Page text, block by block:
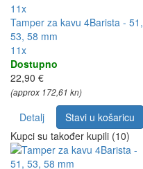
11x
Tamper za kavu 4Barista - 51,
53, 58 mm
11x
Dostupno
22,90 €
(approx 172,61 kn)
Detalj Stavi u košaricu
Kupci su također kupili (10)